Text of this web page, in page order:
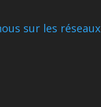
sur les réseaux